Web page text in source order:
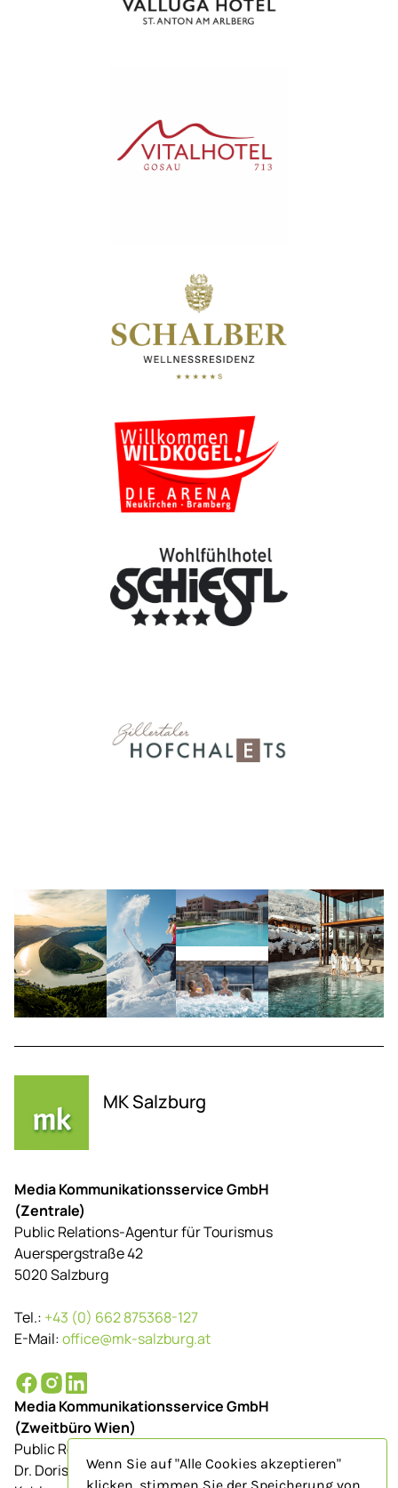
MK Salzburg
Media Kommunikationsservice GmbH
(Zentrale)
Public Relations-Agentur für Tourismus
Auerspergstraße 42
5020 Salzburg
Tel.: +43 (0) 662 875368-127
E-Mail:office@mk-salzburg.at
Media Kommunikationsservice GmbH
(Zweitbüro Wien)
Public Relations-Agentur für Tourismus
Dr. Doris Schenkenfelder
Wenn Sie auf "Alle Cookies akzeptieren"